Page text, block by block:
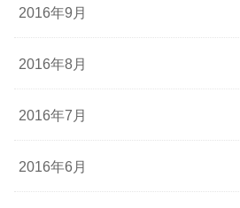
2016年9月
2016年8月
2016年7月
2016年6月